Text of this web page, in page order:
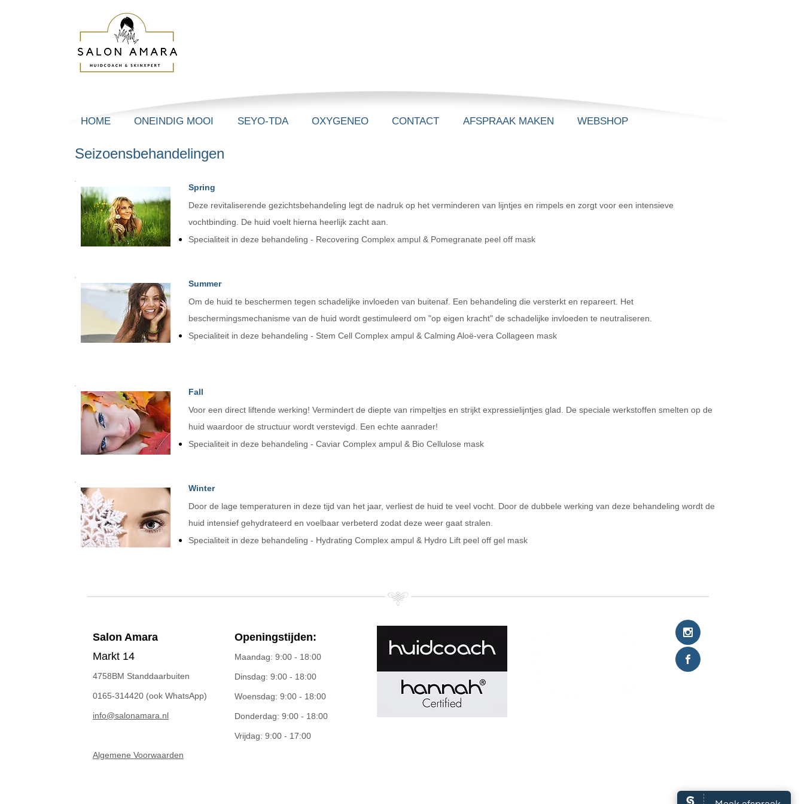
HOME ONEINDIG MOOI SEYO-TDA OXYGENEO CONTACT AFSPRAAK MAKEN WEBSHOP
Seizoensbehandelingen
Spring
Deze revitaliserende gezichtsbehandeling legt de nadruk op het verminderen van lijntjes en rimpels en zorgt voor een intensieve
vochtbinding. De huid voelt hierna heerlijk zacht aan.
Specialiteit in deze behandeling - Recovering Complex ampul & Pomegranate peel off mask
Summer
Om de huid te beschermen tegen schadelijke invloeden van buitenaf. Een behandeling die versterkt en repareert. Het
beschermingsmechanisme van de huid wordt gestimuleerd om "op eigen kracht" de schadelijke invloeden te neutraliseren.
Specialiteit in deze behandeling - Stem Cell Complex ampul & Calming Aloë-vera Collageen mask
Fall
Voor een direct liftende werking! Vermindert de diepte van rimpeltjes en strijkt expressielijntjes glad. De speciale werkstoffen smelten op de
huid waardoor de structuur wordt verstevigd. Een echte aanrader!
Specialiteit in deze behandeling - Caviar Complex ampul & Bio Cellulose mask
Winter
Door de lage temperaturen in deze tijd van het jaar, verliest de huid te veel vocht. Door de dubbele werking van deze behandeling wordt de
huid intensief gehydrateerd en voelbaar verbeterd zodat deze weer gaat stralen.
Specialiteit in deze behandeling - Hydrating Complex ampul & Hydro Lift peel off gel mask
Salon Amara
Markt 14
4758BM Standdaarbuiten
0165-314420 (ook WhatsApp)
info@salonamara.nl
Algemene Voorwaarden
Openingstijden:
Maandag: 9:00 - 18:00
Dinsdag: 9:00 - 18:00
Woensdag: 9:00 - 18:00
Donderdag: 9:00 - 18:00
Vrijdag: 9:00 - 17:00